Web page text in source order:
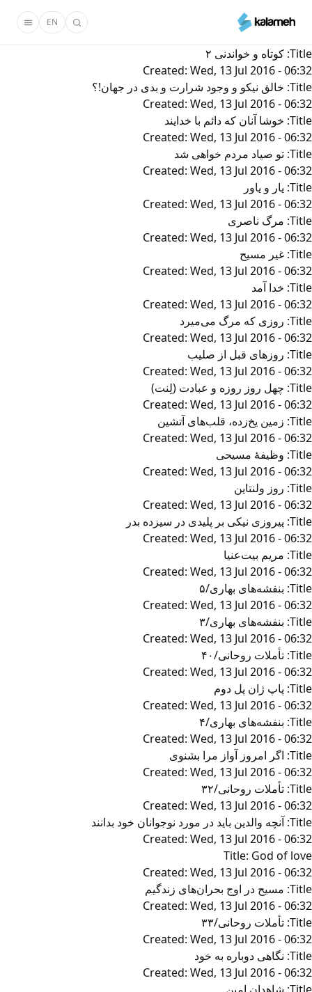
محتوای
اصلی
EN
Title: کوتاه و خواندنی ۲
Created: Wed, 13 Jul 2016 - 06:32
Title: خالق نیکو و وجود شرارت و بدی در جهان!؟
Created: Wed, 13 Jul 2016 - 06:32
Title: خوشا آنان که دائم با خدایند
Created: Wed, 13 Jul 2016 - 06:32
Title: تو صیاد مردم خواهی شد
Created: Wed, 13 Jul 2016 - 06:32
Title: یار و یاور
Created: Wed, 13 Jul 2016 - 06:32
Title: مرگ‌ ناصری‌
Created: Wed, 13 Jul 2016 - 06:32
Title: غیر مسیح‌
Created: Wed, 13 Jul 2016 - 06:32
Title: خدا آمد
Created: Wed, 13 Jul 2016 - 06:32
Title: روزی که مرگ می‌میرد
Created: Wed, 13 Jul 2016 - 06:32
Title: روزهای قبل از صلیب
Created: Wed, 13 Jul 2016 - 06:32
Title: چهل روز روزه و عبادت (لِنت)
Created: Wed, 13 Jul 2016 - 06:32
Title: زمین یخ‌زده، قلب‌های آتشین
Created: Wed, 13 Jul 2016 - 06:32
Title: وظیفۀ مسیحی
Created: Wed, 13 Jul 2016 - 06:32
Title: روز ولنتاین
Created: Wed, 13 Jul 2016 - 06:32
Title: پیروزی نیکی بر پلیدی در سیزده بدر
Created: Wed, 13 Jul 2016 - 06:32
Title: مریم بیت‌عنیا
Created: Wed, 13 Jul 2016 - 06:32
Title: بنفشه‌های بهاری/۵
Created: Wed, 13 Jul 2016 - 06:32
Title: بنفشه‌های بهاری/۳
Created: Wed, 13 Jul 2016 - 06:32
Title: تأملات روحانی/۴۰
Created: Wed, 13 Jul 2016 - 06:32
Title: پاپ ژان پل دوم
Created: Wed, 13 Jul 2016 - 06:32
Title: بنفشه‌های بهاری/۴
Created: Wed, 13 Jul 2016 - 06:32
Title: اگر امروز آواز مرا بشنوی
Created: Wed, 13 Jul 2016 - 06:32
Title: تأملات روحانی/۳۲
Created: Wed, 13 Jul 2016 - 06:32
Title: آنچه والدین باید در مورد نوجوانان خود بدانند
Created: Wed, 13 Jul 2016 - 06:32
Title: God of love
Created: Wed, 13 Jul 2016 - 06:32
Title: مسیح در اوج بحران‌های زندگیم
Created: Wed, 13 Jul 2016 - 06:32
Title: تأملات روحانی/۳۳
Created: Wed, 13 Jul 2016 - 06:32
Title: نگاهی دوباره به خود
Created: Wed, 13 Jul 2016 - 06:32